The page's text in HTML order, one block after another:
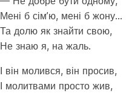
Мені б сім’ю, мені б жону…
Та долю як знайти свою,
Не знаю я, на жаль.
І він молився, він просив,
І молитвами просто жив,